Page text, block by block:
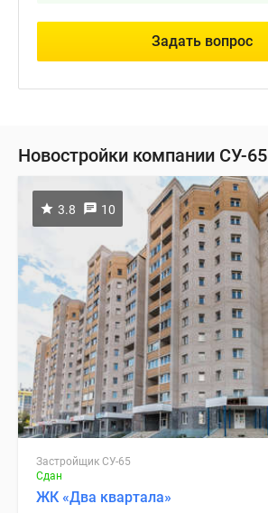
Задать вопрос
Новостройки компании СУ-65
3.8 10
Застройщик СУ-65
Сдан
ЖК «Два квартала»